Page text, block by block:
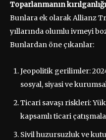
Toparlanmanın
Bunlara ek olarak Allianz
yıllarında olumlu ivmeyi
Bunlardan öne çıkanlar:
Jeopolitik gerilimler:
sosyal, siyasi ve
Ticari savaşı riskleri:
kapsamlı ticari
Sivil huzursuzluk ve